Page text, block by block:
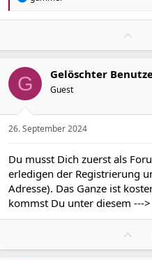
a
i
e
n
o
i
i
S
t
i
m
m
G Gelöschter
Guest
26. September 2024
Du musst Dich zuerst als
erledigen der Registrierung
Adresse). Das Ganze ist
kommst Du unter diesem ---
o